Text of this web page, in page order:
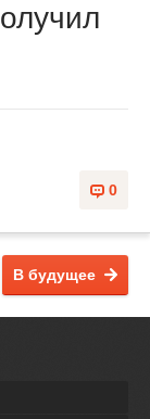
0
В будущее